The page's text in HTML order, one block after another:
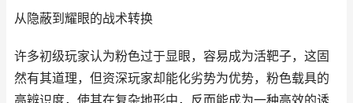
从隐蔽到耀眼的战术转换
许多初级玩家认为粉色过于显眼，容易成为活靶子，这固
然有其道理，但资深玩家却能化劣势为优势，粉色载具的